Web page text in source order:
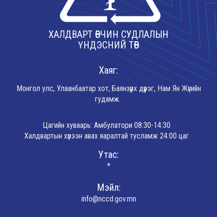
ХАЛДВАРТ ӨВЧИН СУДЛАЛЫН
ҮНДЭСНИЙ ТӨВ
Хаяг:
Монгол улс, Улаанбаатар хот, Баянзүрх дүүрэг, Нам Ян Жүгийн
гудамж.
Цагийн хуваарь: Амбулатори 08:30-14:30
Халдвартын хүлээн авах яаралтай тусламж 24:00 цаг
Утас:
*
Мэйл:
info@nccd.gov.mn